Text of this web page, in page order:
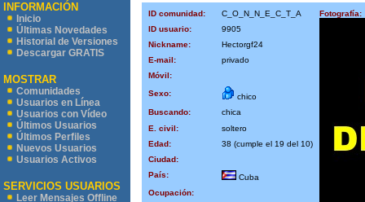
INFORMACIÓN
Inicio
Últimas Novedades
Historial de Versiones
Descargar GRATIS
MOSTRAR
Comunidades
Usuarios en Línea
Usuarios con Vídeo
Últimos Usuarios
Últimos Perfiles
Nuevos Usuarios
Usuarios Activos
SERVICIOS USUARIOS
Leer Mensajes Offline
ID comunidad: C_O_N_N_E_C_T_A
Fotografía:
ID usuario:
9905
Nickname:
Hectorgf24
E-mail:
privado
Móvil:
Sexo:
chico
Buscando:
chica
E. civil:
soltero
Edad:
38 (cumple el 19 del 10)
Ciudad:
País:
Cuba
Ocupación: